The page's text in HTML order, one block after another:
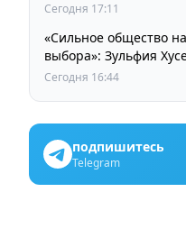
Сегодня 17:11
«Сильное общество
выбора»: Зульфия
казахстанцев
Сегодня 16:44
подпишитесь
Telegram